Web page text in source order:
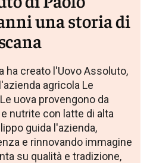
una storia di
ha creato l'Uovo Assoluto,
agricola Le
uova provengono da
nutrite con latte di alta
guida l'azienda,
e rinnovando immagine
su qualità e tradizione,